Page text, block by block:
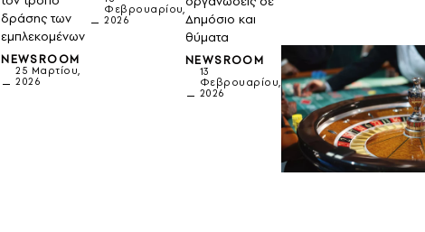
δράσης των
εμπλεκομένων
NEWSROOM
25 Μαρτίου,
2026
Φεβρουαρίου,
2026
Δημόσιο και
θύματα
NEWSROOM
13
Φεβρουαρίου,
2026